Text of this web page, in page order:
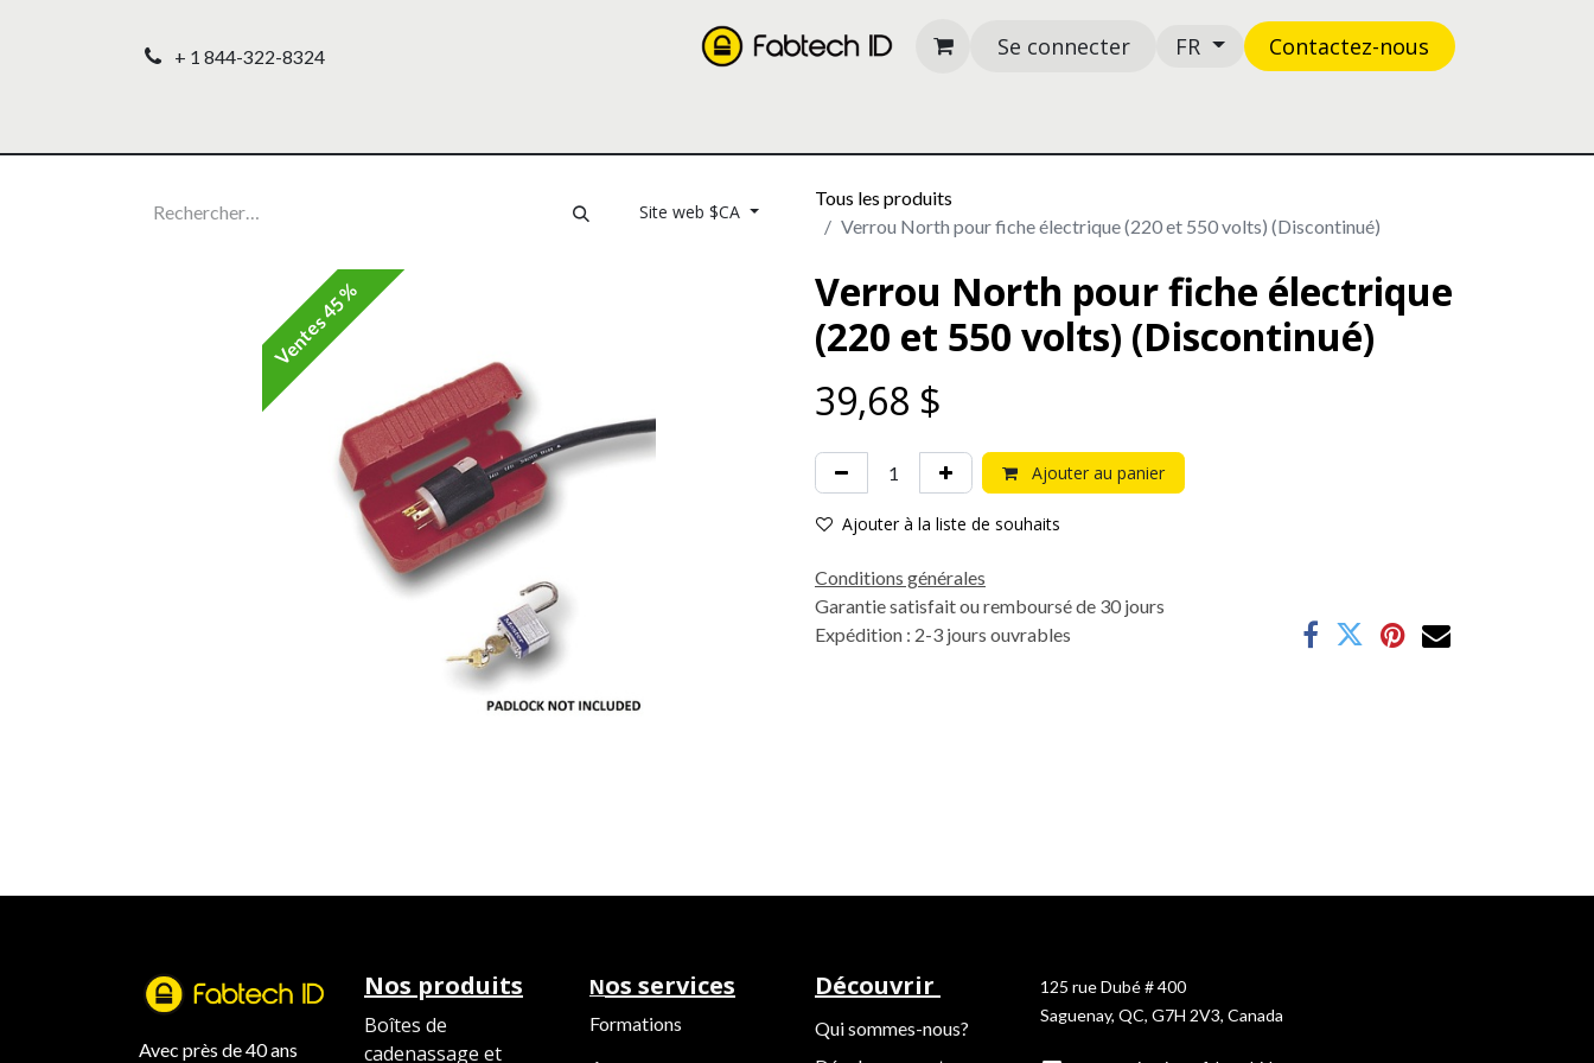
+ 1 844-322-8324 Se connecter FR Contactez-n​​​​ous
Site web $CA
Tous les produits
Verrou North pour fiche électrique (220 et 550 volts) (Discontinué)
Ventes 45 %
Verrou North pour fiche électrique
(220 et 550 volts) (Discontinué)
39,68 $
Ajouter au panier
Ajouter à la liste de souhaits
Conditions générales
Garantie satisfait ou remboursé de 30 jours
Expédition : 2-3 jours ouvrables
Avec près de 40 ans
Nos produits
Boîtes de
cadenassage et
Nos services
Formations
Découvrir
Qui sommes-nous?
125 rue Dubé # 400
Saguenay, QC, G7H 2V3, Canada